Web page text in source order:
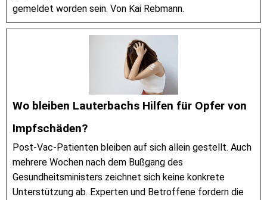
gemeldet worden sein. Von Kai Rebmann.
Wo bleiben Lauterbachs Hilfen für Opfer von
Impfschäden?
Post-Vac-Patienten bleiben auf sich allein gestellt. Auch
mehrere Wochen nach dem Bußgang des
Gesundheitsministers zeichnet sich keine konkrete
Unterstützung ab. Experten und Betroffene fordern die